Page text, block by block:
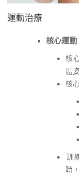
運動治療
核心運動
核
體
核
訓
時